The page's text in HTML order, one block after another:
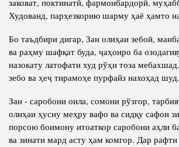
Худованд, парҳезкорию шарму ҳаё ҳамто
Бо таъдбири дигар, Зан олиҳаи зебоӣ,
ва раҳму шафқат буда, ҷаҳонро ба
назокату латофати худ рўҳи тоза
зебо ва ҳеҷ тирамоҳе пурфайз нахоҳад шуд.
Зан - саробони оила, сомони рўзгор,
олиҳаи ҳусну меҳру вафо ва сидқу сафои
порсою боимону итоаткор саробони аҳли
ва зинати мард асту ҳам комгор. Дар